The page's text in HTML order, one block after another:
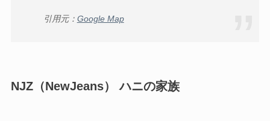
引用元： Google Map
NJZ（NewJeans） ハニの家族